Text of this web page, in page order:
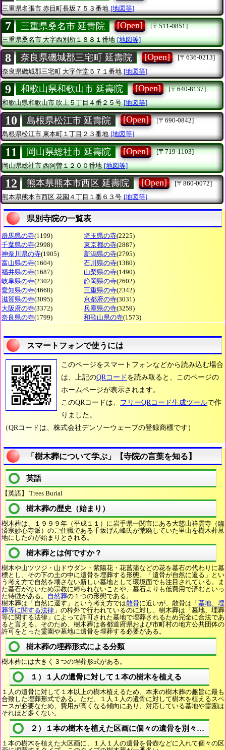
三重県名張市 赤目町長坂７５３番地 [地図等]
7 三重県桑名市 延壽院 [Open]
[〒511-0851]
三重県桑名市大字西別所１８８１番地 [地図等]
8 奈良県磯城郡三宅町 延壽院 [Open]
[〒636-0213]
奈良県磯城郡三宅町 大字伴堂５７１番地 [地図等]
9 和歌山県和歌山市 延壽院 [Open]
[〒640-8137]
和歌山県和歌山市吹上５丁目４番２５号 [地図等]
10 島根県松江市 延壽院 [Open]
[〒690-0842]
島根県松江市東本町１丁目２３番地 [地図等]
11 岡山県総社市 延壽院 [Open]
[〒719-1103]
岡山県総社市西阿曽１２００番地 [地図等]
12 熊本県熊本市西区 延壽院 [Open]
[〒860-0072]
熊本県熊本市西区 花園４丁目１番６３号 [地図等]
県別寺院の一覧表
群馬県の寺(1199) 埼玉県の寺(2225)
千葉県の寺(2998) 東京都の寺(2887)
神奈川県の寺(1905) 新潟県の寺(2795)
富山県の寺(1604) 石川県の寺(1380)
福井県の寺(1687) 山梨県の寺(1490)
岐阜県の寺(2302) 静岡県の寺(2602)
愛知県の寺(4668) 三重県の寺(2342)
滋賀県の寺(3095) 京都府の寺(3031)
大阪府の寺(3372) 兵庫県の寺(3259)
奈良県の寺(1799) 和歌山県の寺(1573)
スマートフォンで使うには
このページをスマートフォンなどから読み込む場合
は、上記のQRコード を読み取ると、このページの
ホームページが表示されます。
このQRコードは、 フリーQRコード生成ツールで作
りました。
（QRコードは、株式会社デンソーウェーブの登録商標です）
「樹木葬について学ぶ」【寺院の言葉を知る】
英語
【英語】 Trees Burial
樹木葬の歴史（始まり）
樹木葬は、１９９９年（平成１１）に岩手県一関市にある大慈山祥雲寺（臨
済宗妙心寺派）のご住職である千坂げん峰氏が荒廃していた里山を樹木葬墓
地にしたのが始まりとされる。
樹木葬とは何ですか？
樹木や山ツツジ・山ドウダン・紫陽花・花菖蒲などの花を墓石の代わりに墓
標とし、その下の土の中に遺骨を埋葬する形態。「遺骨が自然に還る」とい
う考え方で自然を壊さない新しい墓地として環境面でも注目されている。ま
た墓石がないため宗教に縛られないことや、墓石よりも低費用で済むといっ
た特徴がある。 自然葬の１つの形態である。
樹木葬は「自然に還す」という考え方では散骨に近いが、散骨は「 墓地、埋
葬等に関する法律 」の枠外で行われているのに対し、樹木葬は「墓地、埋葬
等に関する法律」によって許可された墓地で埋葬されるため完全に合法であ
ると言える。そのため、樹木葬は各都道府県および市町村の地方公共団体の
許可をとった霊園や墓地に遺骨を埋葬する必要がある。
樹木葬の埋葬形式による分類
樹木葬には大きく３つの埋葬形式がある。
１）１人の遺骨に対して１本の樹木を植える
１人の遺骨に対して１本以上の樹木植えるため、本来の樹木葬の趣旨に最も
合致した埋葬形式である。ただ、１人１人の遺骨に対して樹木を植えるスペ
ースが必要なため、費用が高くなる傾向にあり、対応している墓地や霊園は
それほど多くない。
２）１本の樹木を植えた区画に個々の遺骨を別々に埋葬
１本の樹木を植えた大区画に、１人１人の遺骨を骨壺などに入れて個々の区